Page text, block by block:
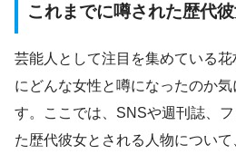
これまでに噂された歴代
芸能人として注目を集めている
にどんな女性と噂になったのか
す。ここでは、SNSや週刊誌、
た歴代彼女とされる人物につい